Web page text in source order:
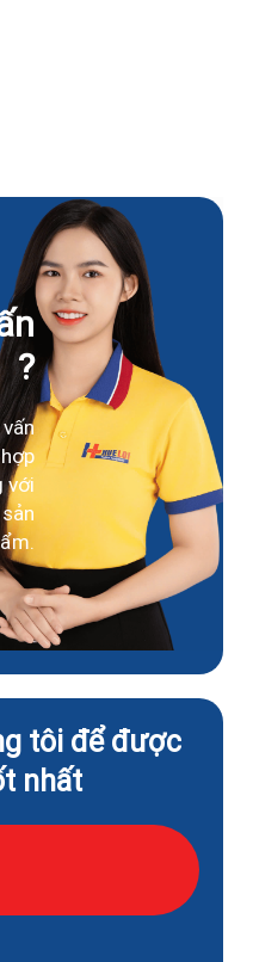
?
với
tôi để được
nhất